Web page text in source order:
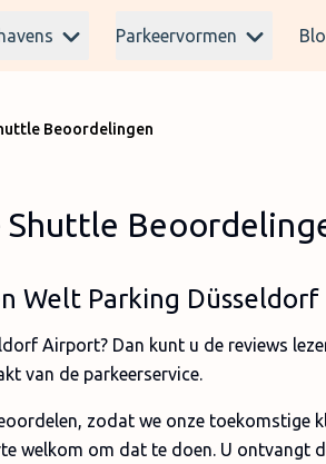
Parkeervormen
Beoordelingen
Shuttle
Welt Parking Düsseldorf
Airport? Dan kunt u de reviews
van de parkeerservice.
zodat we onze toekomstige
welkom om dat te doen. U ontvangt